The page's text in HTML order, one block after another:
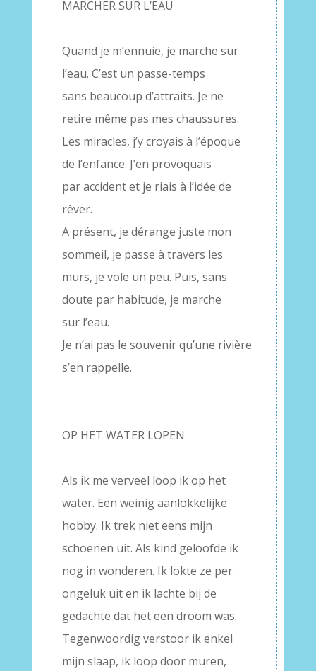
MARCHER SUR L’EAU
Quand je m’ennuie, je marche sur
l’eau. C’est un passe-temps
sans beaucoup d’attraits. Je ne
retire même pas mes chaussures.
Les miracles, j’y croyais à l’époque
de l’enfance. J’en provoquais
par accident et je riais à l’idée de
rêver.
A présent, je dérange juste mon
sommeil, je passe à travers les
murs, je vole un peu. Puis, sans
doute par habitude, je marche
sur l’eau.
Je n’ai pas le souvenir qu’une rivière
s’en rappelle.
OP HET WATER LOPEN
Als ik me verveel loop ik op het
water. Een weinig aanlokkelijke
hobby. Ik trek niet eens mijn
schoenen uit. Als kind geloofde ik
nog in wonderen. Ik lokte ze per
ongeluk uit en ik lachte bij de
gedachte dat het een droom was.
Tegenwoordig verstoor ik enkel
mijn slaap, ik loop door muren,